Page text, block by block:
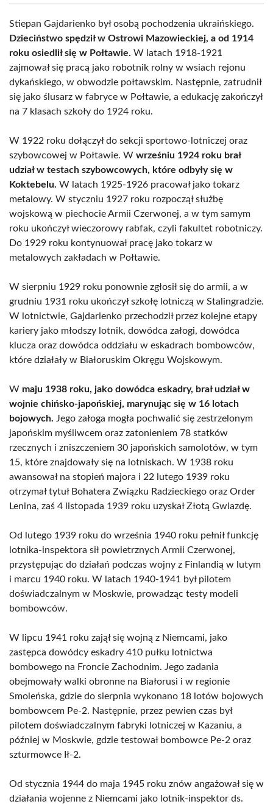
Stiepan Gajdarienko był osobą pochodzenia ukraińskiego.
Dzieciństwo spędził w Ostrowi Mazowieckiej, a od 1914
roku osiedlił się w Połtawie. W latach 1918-1921
zajmował się pracą jako robotnik rolny w wsiach rejonu
dykańskiego, w obwodzie połtawskim. Następnie, zatrudnił
się jako ślusarz w fabryce w Połtawie, a edukację zakończył
na 7 klasach szkoły do 1924 roku.
W 1922 roku dołączył do sekcji sportowo-lotniczej oraz
szybowcowej w Połtawie. W wrześniu 1924 roku brał
udział w testach szybowcowych, które odbyły się w
Koktebelu. W latach 1925-1926 pracował jako tokarz
metalowy. W styczniu 1927 roku rozpoczął służbę
wojskową w piechocie Armii Czerwonej, a w tym samym
roku ukończył wieczorowy rabfak, czyli fakultet robotniczy.
Do 1929 roku kontynuował pracę jako tokarz w
metalowych zakładach w Połtawie.
W sierpniu 1929 roku ponownie zgłosił się do armii, a w
grudniu 1931 roku ukończył szkołę lotniczą w Stalingradzie.
W lotnictwie, Gajdarienko przechodził przez kolejne etapy
kariery jako młodszy lotnik, dowódca załogi, dowódca
klucza oraz dowódca oddziału w eskadrach bombowców,
które działały w Białoruskim Okręgu Wojskowym.
W maju 1938 roku, jako dowódca eskadry, brał udział w
wojnie chińsko-japońskiej, marynując się w 16 lotach
bojowych. Jego załoga mogła pochwalić się zestrzelonym
japońskim myśliwcem oraz zatonieniem 78 statków
rzecznych i zniszczeniem 30 japońskich samolotów, w tym
15, które znajdowały się na lotniskach. W 1938 roku
awansował na stopień majora i 22 lutego 1939 roku
otrzymał tytuł Bohatera Związku Radzieckiego oraz Order
Lenina, zaś 4 listopada 1939 roku uzyskał Złotą Gwiazdę.
Od lutego 1939 roku do września 1940 roku pełnił funkcję
lotnika-inspektora sił powietrznych Armii Czerwonej,
przystępując do działań podczas wojny z Finlandią w lutym
i marcu 1940 roku. W latach 1940-1941 był pilotem
doświadczalnym w Moskwie, prowadząc testy modeli
bombowców.
W lipcu 1941 roku zajął się wojną z Niemcami, jako
zastępca dowódcy eskadry 410 pułku lotnictwa
bombowego na Froncie Zachodnim. Jego zadania
obejmowały walki obronne na Białorusi i w regionie
Smoleńska, gdzie do sierpnia wykonano 18 lotów bojowych
bombowcem Pe-2. Następnie, przez pewien czas był
pilotem doświadczalnym fabryki lotniczej w Kazaniu, a
później w Moskwie, gdzie testował bombowce Pe-2 oraz
szturmowce Ił-2.
Od stycznia 1944 do maja 1945 roku znów angażował się w
działania wojenne z Niemcami jako lotnik-inspektor ds.